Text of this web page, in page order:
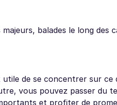
balades le long des
de se concentrer sur ce
vous pouvez passer du
et profiter de